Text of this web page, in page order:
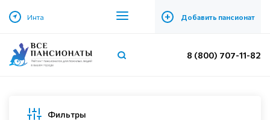
Инта + Добавить пансионат
8 (800) 707-11-82
Фильтры